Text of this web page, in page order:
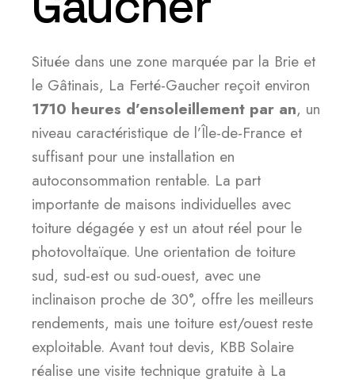
Située dans une zone marquée par la Brie et
le Gâtinais, La Ferté-Gaucher reçoit environ
1710 heures d’ensoleillement par an, un
niveau caractéristique de l’Île-de-France et
suffisant pour une installation en
autoconsommation rentable. La part
importante de maisons individuelles avec
toiture dégagée y est un atout réel pour le
photovoltaïque. Une orientation de toiture
sud, sud-est ou sud-ouest, avec une
inclinaison proche de 30°, offre les meilleurs
rendements, mais une toiture est/ouest reste
exploitable. Avant tout devis, KBB Solaire
réalise une visite technique gratuite à La